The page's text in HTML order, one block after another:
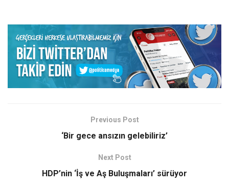
Previous Post
‘Bir gece ansızın gelebiliriz’
Next Post
HDP’nin ‘İş ve Aş Buluşmaları’ sürüyor